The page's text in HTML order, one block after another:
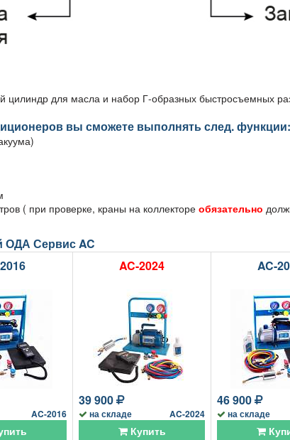
цилиндр для масла и набор Г-образных быстросъемных
вы сможете выполнять след. функции:
( при проверке, краны на коллекторе обязательно
ОДА Сервис AC
AC-2016
AC-2024
39 900
на складе AC-2024
Купить
AC-
46 900
на складе